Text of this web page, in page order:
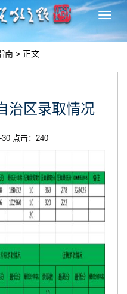
切
换
南 > 正文
治区录取情况
点击： 240